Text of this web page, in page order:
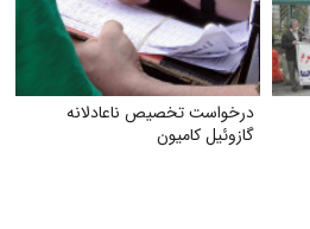
درخواست تخصیص ناعادلانه
گازوئیل کامیون